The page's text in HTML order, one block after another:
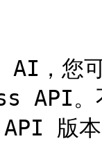
，您可
API。
版